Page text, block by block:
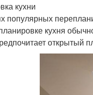
кухни
популярных
кухня
открытый